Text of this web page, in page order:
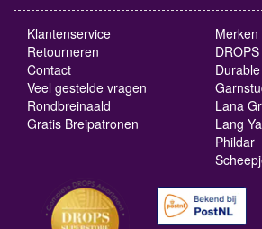
Klantenservice
Retourneren
Contact
Veel gestelde vragen
Rondbreinaald
Gratis Breipatronen
Merken
DROPS
Durable
Lana
Lang
Phildar